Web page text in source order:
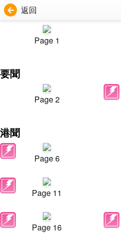
返回
Page 1
要聞
Page 2
港聞
Page 6
Page 11
Page 16